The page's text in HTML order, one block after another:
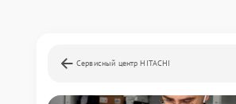
Сервисный центр HITACHI